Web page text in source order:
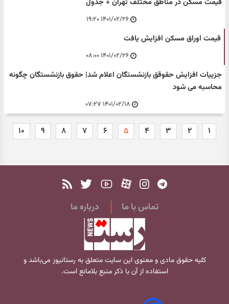
۱۴۰۱/۰۲/۲۶ ۱۹:۲۰
قیمت اوراق مسکن افزایش یافت
۱۴۰۱/۰۲/۲۶ ۰۸:۰۰
جزییات افزایش حقوقق بازنشستگان اعلام شد| حقوق بازنشستگان چگونه
محاسبه می شود
۱۴۰۱/۰۲/۱۸ ۰۷:۲۷
۱ ۲ ۳ ۴ ۵ ۶ ۷ ۸ ۹ ۱۰
تماس با ما درباره ما
کلیه حقوق مادی و معنوی این سایت متعلق به رستانیوز می‌باشد و
استفاده از آن با ذکر منبع بلامانع است.